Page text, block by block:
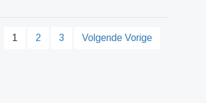
1 2 3 Volgende Vorige